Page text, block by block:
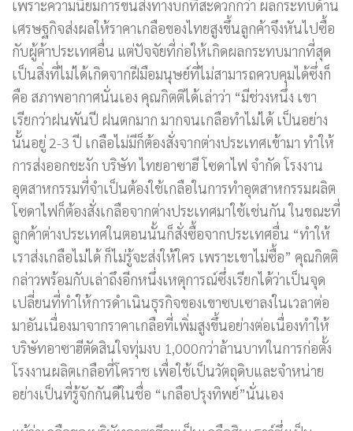
เพราะความนิยมการขนส่งทางบกที่สะดวกกว่า ผลกระทบด้าน
เศรษฐกิจส่งผลให้ราคาเกลือของไทยสูงขึ้นลูกค้าจึงหันไปซื้อ
กับผู้ค้าประเทศอื่น แต่ปัจจัยที่ก่อให้เกิดผลกระทบมากที่สุด
เป็นสิ่งที่ไม่ได้เกิดจากฝีมือมนุษย์ที่ไม่สามารถควบคุมได้ซึ่งก็
คือ สภาพอากาศนั่นเอง คุณกิตติได้เล่าว่า “มีช่วงหนึ่ง เขา
เรียกว่าฝนพันปี ฝนตกมาก มากจนเกลือทำไม่ได้ เป็นอย่าง
นั้นอยู่ 2-3 ปี เกลือไม่มีก็ต้องสั่งจากต่างประเทศเข้ามา ทำให้
การส่งออกชะงัก บริษัท ไทยอาซาฮี โซดาไฟ จำกัด โรงงาน
อุตสาหกรรมที่จำเป็นต้องใช้เกลือในการทำอุตสาหกรรมผลิต
โซดาไฟก็ต้องสั่งเกลือจากต่างประเทศมาใช้เช่นกัน ในขณะที่
ลูกค้าต่างประเทศในตอนนั้นก็สั่งซื้อจากประเทศอื่น “ทำให้
เราส่งเกลือไม่ได้ ก็ไม่รู้จะส่งให้ใคร เพราะเขาไม่ซื้อ” คุณกิตติ
กล่าวพร้อมกับเล่าถึงอีกหนึ่งเหตุการณ์ซึ่งเรียกได้ว่าเป็นจุด
เปลี่ยนที่ทำให้การดำเนินธุรกิจของเขาซบเซาลงในเวลาต่อ
มาอันเนื่องมาจากราคาเกลือที่เพิ่มสูงขึ้นอย่างต่อเนื่องทำให้
บริษัทอาซาฮีตัดสินใจทุ่มงบ 1,000กว่าล้านบาทในการก่อตั้ง
โรงงานผลิตเกลือที่โคราช เพื่อใช้เป็นวัตถุดิบและจำหน่าย
อย่างเป็นที่รู้จักกันดีในชื่อ “เกลือปรุงทิพย์”นั่นเอง